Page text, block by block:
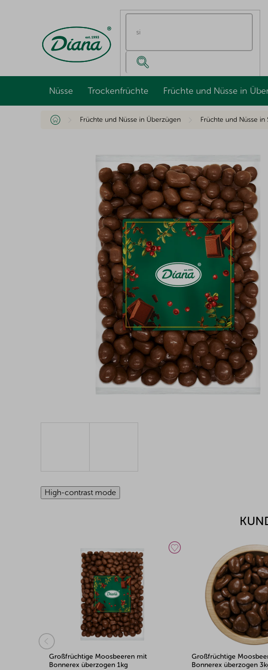
Nüsse Trockenfrüchte Früchte und Nüsse in
StartseiteFrüchte und Nüsse in Überzügen Früchte und Nüsse
High-contrast mode
Großfrüchtige Moosbeeren mit
Bonnerex überzogen 3kg
Erdbeeren mit bonnerex
500g